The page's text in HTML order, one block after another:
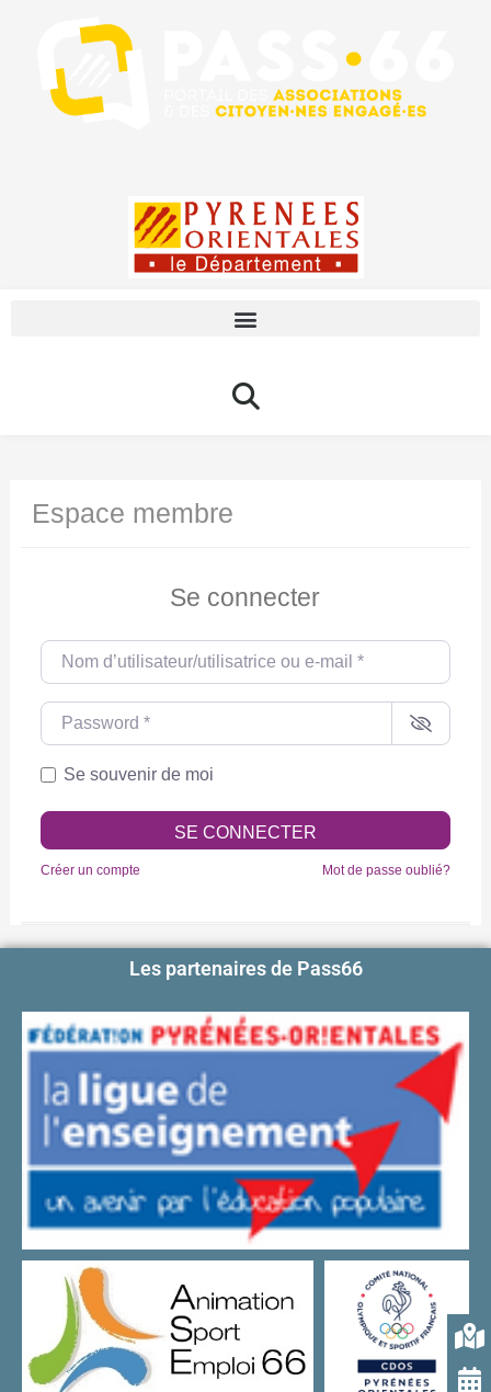
Espace membre
Se connecter
Nom d’utilisateur/utilisatrice ou e-mail
Password
Se souvenir de moi
SE CONNECTER
Créer un compte Mot de passe oublié?
Les partenaires de Pass66